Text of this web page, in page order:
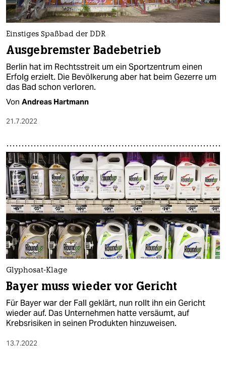
Einstiges Spaßbad der DDR
Ausgebremster Badebetrieb
Berlin hat im Rechtsstreit um ein Sportzentrum einen
Erfolg erzielt. Die Bevölkerung aber hat beim Gezerre um
das Bad schon verloren.
Von Andreas Hartmann
21.7.2022
Glyphosat-Klage
Bayer muss wieder vor Gericht
Für Bayer war der Fall geklärt, nun rollt ihn ein Gericht
wieder auf. Das Unternehmen hatte versäumt, auf
Krebsrisiken in seinen Produkten hinzuweisen.
13.7.2022